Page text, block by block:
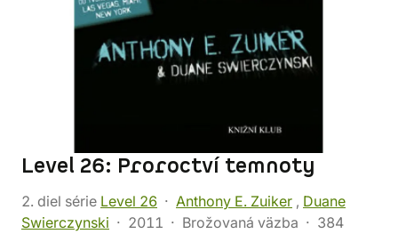
Level 26: Proroctví temnoty
2. diel série Level 26 Anthony E. Zuiker , Duane
Swierczynski
2011 Brožovaná väzba
384